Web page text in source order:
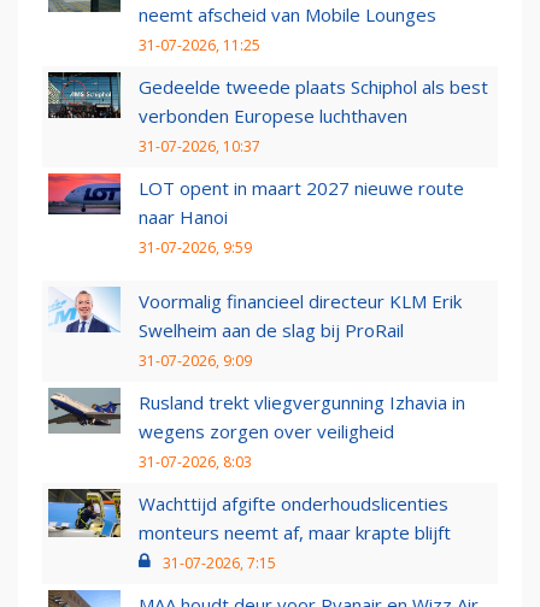
neemt afscheid van Mobile Lounges
31-07-2026, 11:25
Gedeelde tweede plaats Schiphol als best
verbonden Europese luchthaven
31-07-2026, 10:37
LOT opent in maart 2027 nieuwe route
naar Hanoi
31-07-2026, 9:59
Voormalig financieel directeur KLM Erik
Swelheim aan de slag bij ProRail
31-07-2026, 9:09
Rusland trekt vliegvergunning Izhavia in
wegens zorgen over veiligheid
31-07-2026, 8:03
Wachttijd afgifte onderhoudslicenties
monteurs neemt af, maar krapte blijft
31-07-2026, 7:15